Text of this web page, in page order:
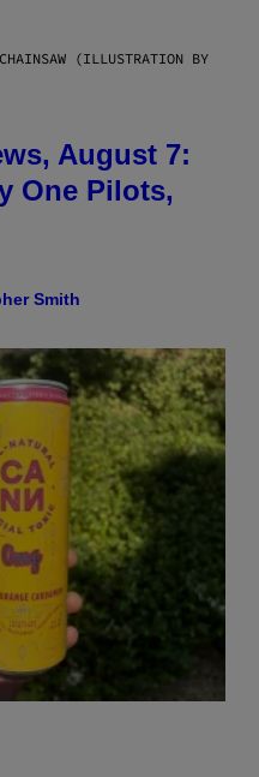
(ILLUSTRATION BY
August 7:
One Pilots,
Smith